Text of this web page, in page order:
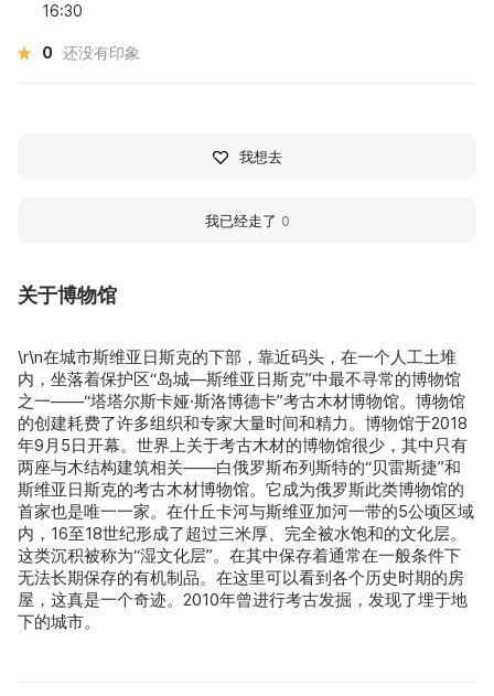
关于博物馆
\r\n在城市斯维亚日斯克的下部，靠近码头，在一个人工土堆
内，坐落着保护区“岛城—斯维亚日斯克”中最不寻常的博物馆
之一——“塔塔尔斯卡娅·斯洛博德卡”考古木材博物馆。博物馆
的创建耗费了许多组织和专家大量时间和精力。博物馆于2018
年9月5日开幕。世界上关于考古木材的博物馆很少，其中只有
两座与木结构建筑相关——白俄罗斯布列斯特的“贝雷斯捷”和
斯维亚日斯克的考古木材博物馆。它成为俄罗斯此类博物馆的
首家也是唯一一家。在什丘卡河与斯维亚加河一带的5公顷区域
内，16至18世纪形成了超过三米厚、完全被水饱和的文化层。
这类沉积被称为“湿文化层”。在其中保存着通常在一般条件下
无法长期保存的有机制品。在这里可以看到各个历史时期的房
屋，这真是一个奇迹。2010年曾进行考古发掘，发现了埋于地
下的城市。
16:30
0 还没有印象
我想去
我已经走了 0